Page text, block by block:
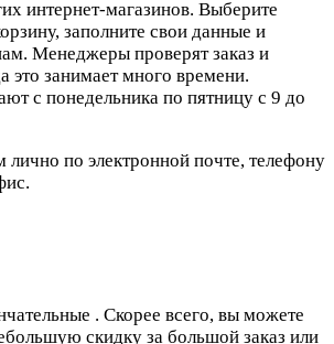
интернет-магазинов. Выберите
заполните свои данные и
Менеджеры проверят заказ и
это занимает много времени.
с понедельника по пятницу с 9 до
по электронной почте, телефону
. Скорее всего, вы можете
скидку за большой заказ или